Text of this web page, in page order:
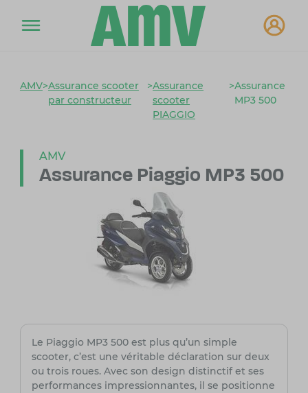
AMV>Assurance scooter
par constructeur
>Assurance
scooter
PIAGGIO
>Assurance
MP3 500
AMV
Assurance Piaggio MP3 500
Le Piaggio MP3 500 est plus qu’un simple
scooter, c’est une véritable déclaration sur deux
ou trois roues. Avec son design distinctif et ses
performances impressionnantes, il se positionne